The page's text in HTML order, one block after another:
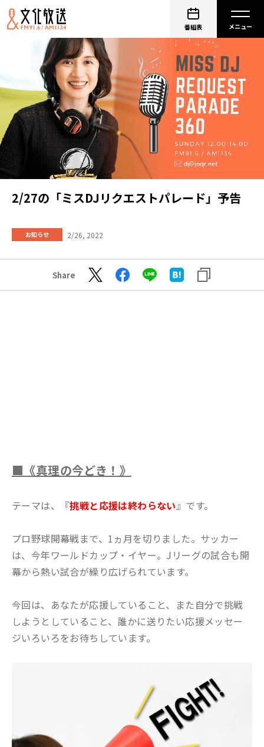
番組表
2/27の「ミスDJリクエストパレード」予告
お知らせ 2/26, 2022
Share
■《真理の今どき！》
テーマは、『挑戦と応援は終わらない』です。
プロ野球開幕戦まで、1ヵ月を切りました。サッカー
は、今年ワールドカップ・イヤー。Jリーグの試合も開
幕から熱い試合が繰り広げられています。
今回は、あなたが応援していること、また自分で挑戦
しようとしていること、誰かに送りたい応援メッセー
ジいろいろをお待ちしています。